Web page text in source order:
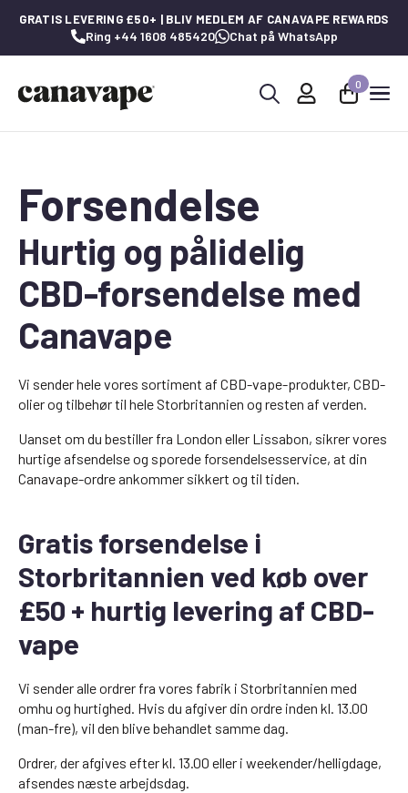
GRATIS LEVERING £50+ | BLIV MEDLEM AF CANAVAPE REWARDS
Ring +44 1608 485420 Chat på WhatsApp
0
Forsendelse
Hurtig og pålidelig
CBD-forsendelse med
Canavape
Vi sender hele vores sortiment af CBD-vape-produkter, CBD-
olier og tilbehør til hele Storbritannien og resten af verden.
Uanset om du bestiller fra London eller Lissabon, sikrer vores
hurtige afsendelse og sporede forsendelsesservice, at din
Canavape-ordre ankommer sikkert og til tiden.
Gratis forsendelse i
Storbritannien ved køb over
£50 + hurtig levering af CBD-
vape
Vi sender alle ordrer fra vores fabrik i Storbritannien med
omhu og hurtighed. Hvis du afgiver din ordre inden kl. 13.00
(man-fre), vil den blive behandlet samme dag.
Ordrer, der afgives efter kl. 13.00 eller i weekender/helligdage,
afsendes næste arbejdsdag.